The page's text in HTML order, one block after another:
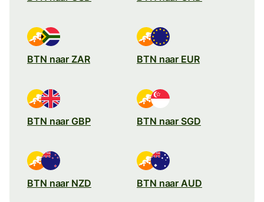
BTN naar ZAR BTN naar EUR
BTN naar GBP BTN naar SGD
BTN naar NZD BTN naar AUD